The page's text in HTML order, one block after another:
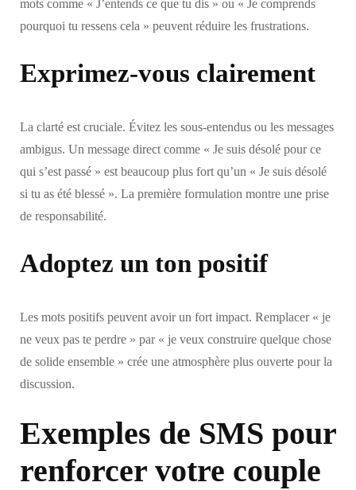
mots comme « J’entends ce que tu dis » ou « Je comprends
pourquoi tu ressens cela » peuvent réduire les frustrations.
Exprimez-vous clairement
La clarté est cruciale. Évitez les sous-entendus ou les messages
ambigus. Un message direct comme « Je suis désolé pour ce
qui s’est passé » est beaucoup plus fort qu’un « Je suis désolé
si tu as été blessé ». La première formulation montre une prise
de responsabilité.
Adoptez un ton positif
Les mots positifs peuvent avoir un fort impact. Remplacer « je
ne veux pas te perdre » par « je veux construire quelque chose
de solide ensemble » crée une atmosphère plus ouverte pour la
discussion.
Exemples de SMS pour
renforcer votre couple